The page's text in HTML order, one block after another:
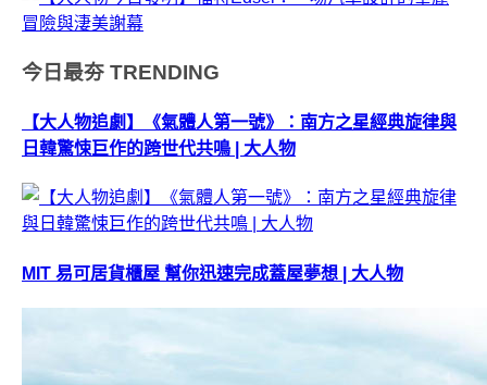
今日最夯 TRENDING
【大人物追劇】《氣體人第一號》：南方之星經典旋律與
日韓驚悚巨作的跨世代共鳴 | 大人物
MIT 易可居貨櫃屋 幫你迅速完成蓋屋夢想 | 大人物